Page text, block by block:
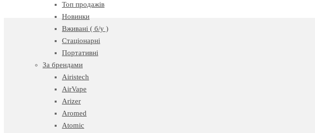
Топ продажів
Новинки
Вживані ( б/у )
Стаціонарні
Портативні
За брендами
Airistech
AirVape
Arizer
Aromed
Atomic